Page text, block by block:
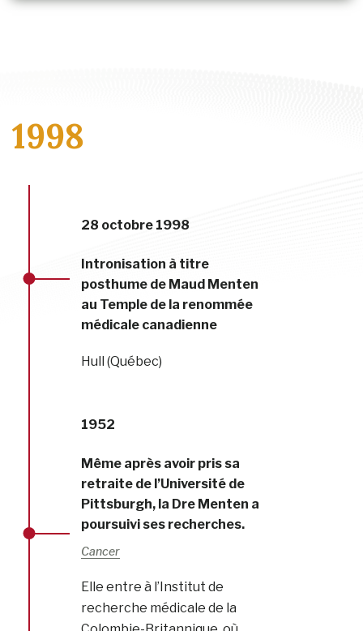
1998
28 octobre 1998
Intronisation à titre
posthume de Maud Menten
au Temple de la renommée
médicale canadienne
Hull (Québec)
1952
Même après avoir pris sa
retraite de l’Université de
Pittsburgh, la Dre Menten a
poursuivi ses recherches.
Cancer
Elle entre à l’Institut de
recherche médicale de la